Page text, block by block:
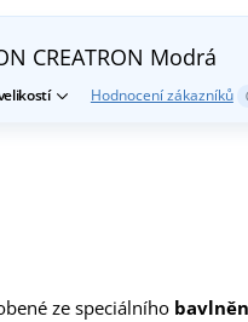
CREATRON Modrá
Hodnocení zákazníků
ze speciálního